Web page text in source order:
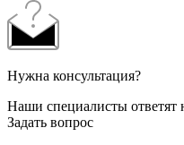
Нужна консультация?
Наши специалисты
Задать вопрос